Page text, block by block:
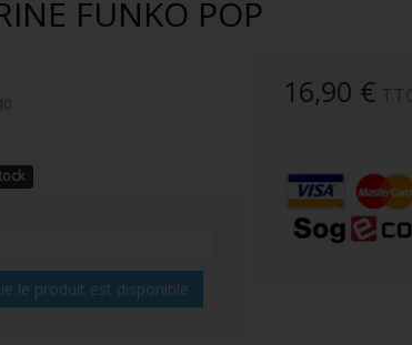
FUNKO POP
16,90 €
le produit est disponible